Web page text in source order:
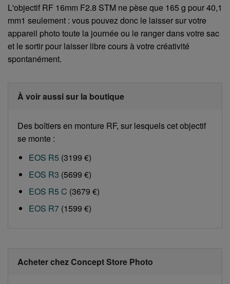
L'objectif RF 16mm F2.8 STM ne pèse que 165 g pour 40,1
mm1 seulement : vous pouvez donc le laisser sur votre
appareil photo toute la journée ou le ranger dans votre sac
et le sortir pour laisser libre cours à votre créativité
spontanément.
À voir aussi sur la boutique
Des boîtiers en monture RF, sur lesquels cet objectif
se monte :
EOS R5 (3199 €)
EOS R3 (5699 €)
EOS R5 C (3679 €)
EOS R7 (1599 €)
Acheter chez Concept Store Photo